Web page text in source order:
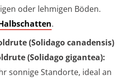
oder lehmigen Böden.
.
(Solidago canadensis)
(Solidago gigantea):
sonnige Standorte, ideal an